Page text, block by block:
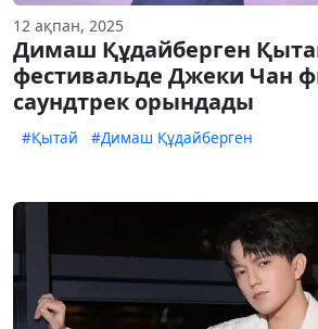
12 ақпан, 2025
Димаш Құдайберген
фестивальде Джеки Чан
саундтрек орындады
#Қытай #Димаш Құдайберген